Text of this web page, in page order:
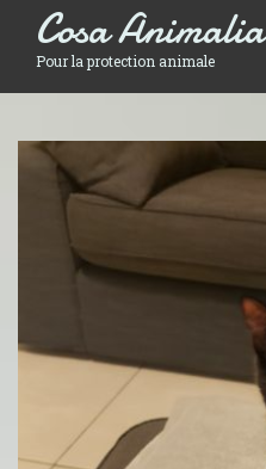
Cosa Animalia
Pour la protection animale